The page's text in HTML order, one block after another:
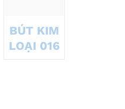
BÚT KIM
LOẠI 016